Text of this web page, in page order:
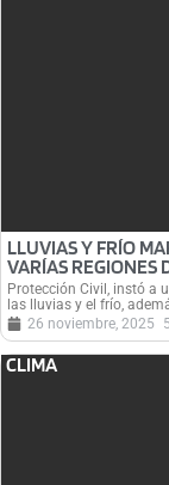
LLUVIAS Y FRÍO
VARÍAS REGIONES
Protección Civil, instó a
las lluvias y el frío,
26 noviembre, 2025
CLIMA